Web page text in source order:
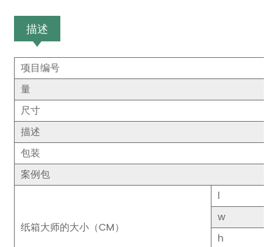
描述
项目编号
量
尺寸
描述
包装
案例包
纸箱大师的大小（CM）
l
w
h